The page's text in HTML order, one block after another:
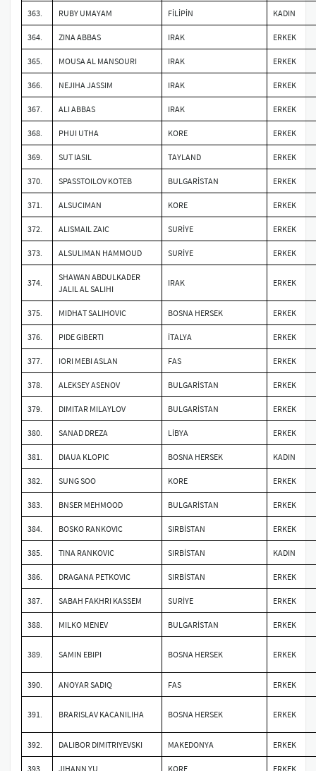
363. RUBY UMAYAM FİLİPİN KADIN
364. ZINA ABBAS IRAK ERKEK
365. MOUSA AL MANSOURI IRAK ERKEK
366. NEJIHA JASSIM IRAK ERKEK
367. ALI ABBAS IRAK ERKEK
368. PHUI UTHA KORE ERKEK
369. SUT IASIL TAYLAND ERKEK
370. SPASSTOILOV KOTEB BULGARİSTAN ERKEK
371. ALSUCIMAN KORE ERKEK
372. ALISMAIL ZAIC SURİYE ERKEK
373. ALSULIMAN HAMMOUD SURİYE ERKEK
374.
SHAWAN ABDULKADER
JALIL AL SALIHI
IRAK ERKEK
375. MIDHAT SALIHOVIC BOSNA HERSEK ERKEK
376. PIDE GIBERTI İTALYA ERKEK
377. IORI MEBI ASLAN FAS ERKEK
378. ALEKSEY ASENOV BULGARİSTAN ERKEK
379. DIMITAR MILAYLOV BULGARİSTAN ERKEK
380. SANAD DREZA LİBYA ERKEK
381. DIAUA KLOPIC BOSNA HERSEK KADIN
382. SUNG SOO KORE ERKEK
383. BNSER MEHMOOD BULGARİSTAN ERKEK
384. BOSKO RANKOVIC SIRBİSTAN ERKEK
385. TINA RANKOVIC SIRBİSTAN KADIN
386. DRAGANA PETKOVIC SIRBİSTAN ERKEK
387. SABAH FAKHRI KASSEM SURİYE ERKEK
388. MILKO MENEV BULGARİSTAN ERKEK
389. SAMIN EBIPI BOSNA HERSEK ERKEK
390. ANOYAR SADIQ FAS ERKEK
391. BRARISLAV KACANILIHA BOSNA HERSEK ERKEK
392. DALIBOR DIMITRIYEVSKI MAKEDONYA ERKEK
393. JIHANN YU KORE ERKEK